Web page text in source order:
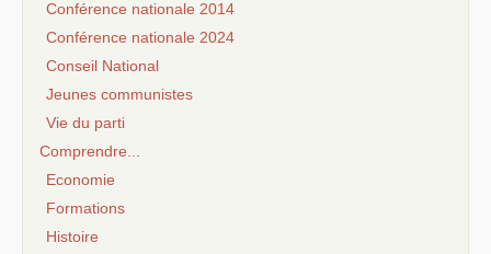
Conférence nationale 2014
Conférence nationale 2024
Conseil National
Jeunes communistes
Vie du parti
Comprendre...
Economie
Formations
Histoire